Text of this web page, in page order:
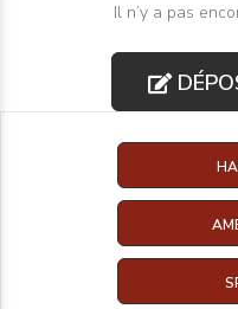
Il n’y a pas